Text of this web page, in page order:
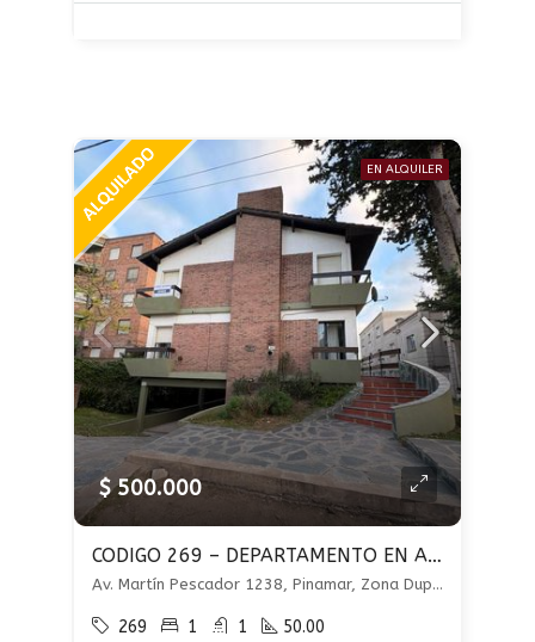
EN ALQUILER
$ 500.000
CODIGO 269 – DEPARTAMENTO EN ALQUILER ANUAL – 2 AMBIENTES – COCHERA Y PARRILLA
Av. Martín Pescador 1238, Pinamar, Zona Duplex, Pinamar
269 1 1 50.00